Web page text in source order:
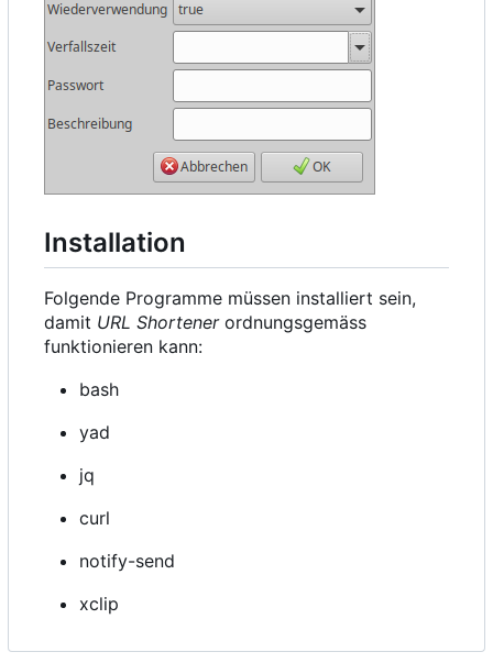
Installation
Folgende Programme müssen installiert sein,
damit URL Shortenerordnungsgemäss
funktionieren kann:
bash
yad
jq
curl
notify-send
xclip